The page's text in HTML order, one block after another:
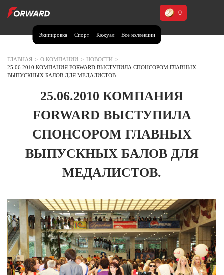
Экипировка Спорт Кэжуал Все коллекции
0
Москва и МО
Волгоградская область (1)
Кемеровская область (2)
Красноярский край (5)
Москва и МО (14)
Нижегородская область (1)
Новосибирская область (3)
Омская область (5)
Республика Башкортостан (3)
ГЛАВНАЯ > О КОМПАНИИ > НОВОСТИ >
25.06.2010 КОМПАНИЯ FORWARD ВЫСТУПИЛА СПОНСОРОМ ГЛАВНЫХ
ВЫПУСКНЫХ БАЛОВ ДЛЯ МЕДАЛИСТОВ.
25.06.2010 КОМПАНИЯ
FORWARD ВЫСТУПИЛА
СПОНСОРОМ ГЛАВНЫХ
ВЫПУСКНЫХ БАЛОВ ДЛЯ
МЕДАЛИСТОВ.